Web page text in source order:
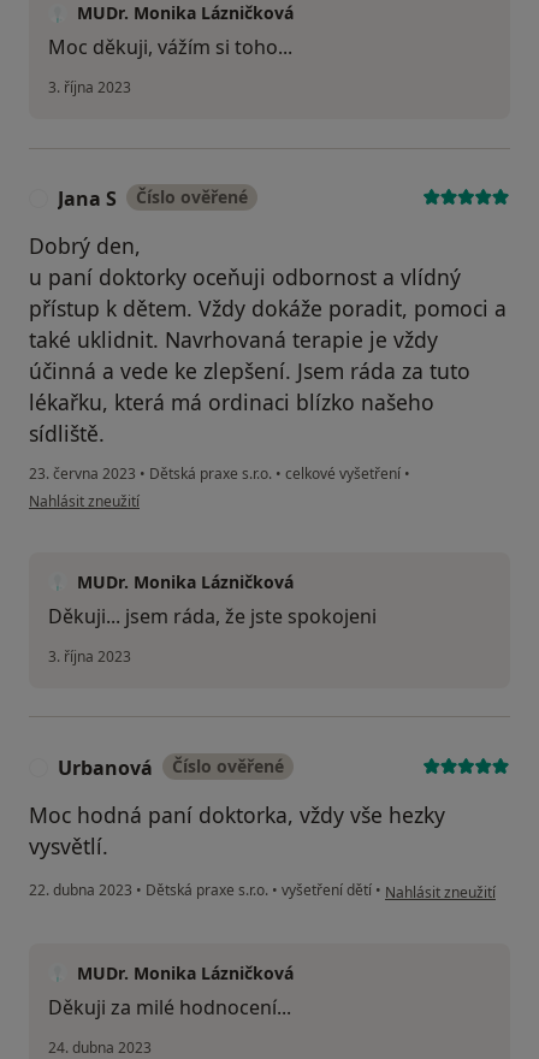
MUDr. Monika Lázničková
Moc děkuji, vážím si toho...
3. října 2023
Jana S Číslo ověřené
Dobrý den,
u paní doktorky oceňuji odbornost a vlídný
přístup k dětem. Vždy dokáže poradit, pomoci a
také uklidnit. Navrhovaná terapie je vždy
účinná a vede ke zlepšení. Jsem ráda za tuto
lékařku, která má ordinaci blízko našeho
sídliště.
23. června 2023 • Dětská praxe s.r.o. • celkové vyšetření •
podle názoru uživatele Jana S
Nahlásit zneužití
MUDr. Monika Lázničková
Děkuji... jsem ráda, že jste spokojeni
3. října 2023
Urbanová Číslo ověřené
Moc hodná paní doktorka, vždy vše hezky
vysvětlí.
22. dubna 2023 • Dětská praxe s.r.o. • vyšetření dětí • podle názoru
Nahlásit zneužití
MUDr. Monika Lázničková
Děkuji za milé hodnocení...
24. dubna 2023